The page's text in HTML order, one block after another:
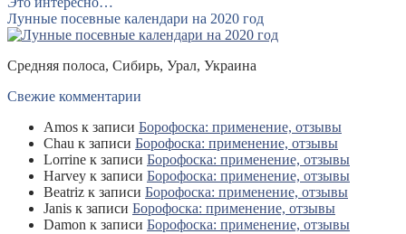
Лунные посевные календари на 2020 год
Средняя полоса, Сибирь, Урал, Украина
Свежие комментарии
Amos к записи Борофоска: применение, отзывы
Chau к записи Борофоска: применение, отзывы
Lorrine к записи Борофоска: применение, отзывы
Harvey к записи Борофоска: применение, отзывы
Beatriz к записи Борофоска: применение, отзывы
Janis к записи Борофоска: применение, отзывы
Damon к записи Борофоска: применение, отзывы